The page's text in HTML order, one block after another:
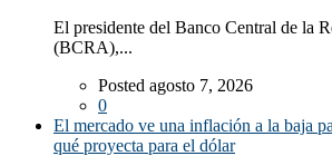
El presidente del Banco Central de la
(BCRA),...
Posted agosto 7, 2026
0
El mercado ve una inflación a la baja
qué proyecta para el dólar